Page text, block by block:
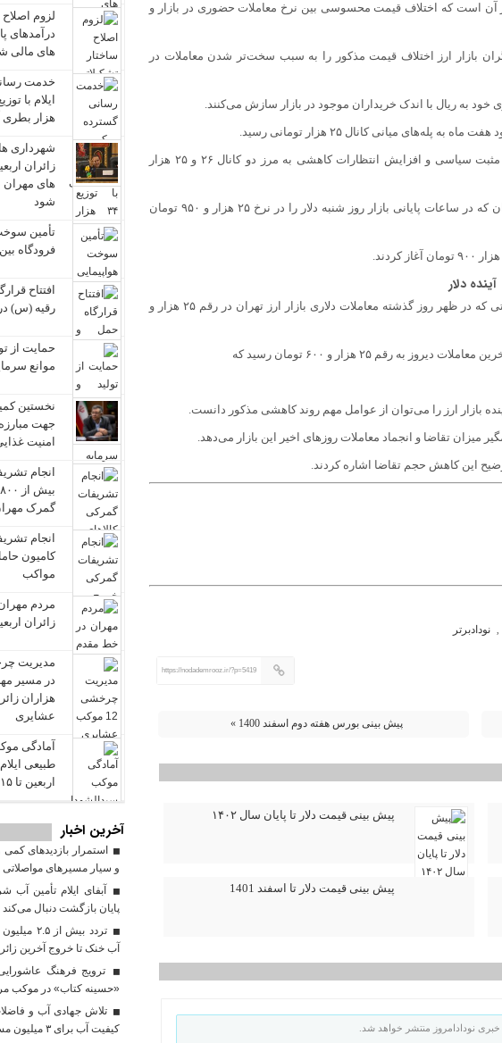
آن است که اختلاف قیمت محسوسی بین نرخ معاملات حضوری در بازار و
بازار ارز اختلاف قیمت مذکور را به سبب سخت‌تر شدن معاملات در
خود به ریال با اندک خریداران موجود در بازار سازش می‌کنند.
میانی کانال ۲۵ هزار تومانی رسید.
که در نخستین روز هفته جاری توانسته بود با کمک اخبار مثبت سیاسی و افزایش انتظارات کاهشی به مرز دو کانال ۲۶ و ۲۵ هزار
در روز دوم هفته نیز به حرکت نزولی خود ادامه داد. معامله‌گران که در ساعات پایانی بازار روز شنبه دلار را در نرخ ۲۵ هزار و ۹۵۰ تومان
آینده دلار
این حرکت کاهشی در ادامه روز شدت بیشتری گرفت به صورتی که در ظهر روز گذشته معاملات دلاری بازار ارز تهران در رقم ۲۵ هزار و
رقم ۲۵ هزار و ۶۰۰ تومان رسید که
بازار ارز را می‌توان از عوامل مهم روند کاهشی مذکور دانست.
میزان تقاضا و انجماد معاملات روز‌های اخیر این بازار می‌دهد.
این کاهش حجم تقاضا اشاره کردند.
نودادبرتر
https://nodademrooz.ir/?p=5419
پیش بینی بورس هفته دوم اسفند 1400 »
پیش بینی قیمت دلار تا پایان سال ۱۴۰۲
پیش بینی قیمت دلار تا اسفند 1401
نودادامروز منتشر خواهد شد.
لزوم اصلاح
درآمدهای
های مالی
خدمت
هزار
شهرداری‌
زائران
‌های مهران
شود
تأمین
فرودگاه
افتتاح
رقیه (س)
حمایت از
موانع
نخستین
جهت
امنیت
انجام
گمرک
کامیون
مواکب
مردم
زائران
در مسیر
هزاران
عشایری
آمادگی
طبیعی
اربعین تا ۱۵ مرداد
آخرین اخبار
استمرار بازدیدهای
و سیار مسیرهای مواصلاتی
آبفای ایلام تأمین آب
پایان بازگشت دنبال می‌کند
تردد بیش
آب خنک تا خروج آخرین زائر
ترویج فرهنگ
«حسینه کتاب» در موکب
کیفیت آب برای ۳ میلیون مسافر در مسیر مهران